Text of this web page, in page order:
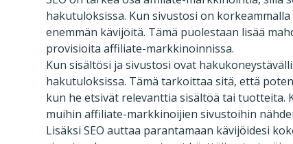
hakutuloksissa. Kun sivustosi on
enemmän kävijöitä. Tämä puolestaan lisää
provisioita affiliate-markkinoinnissa.
Kun sisältösi ja sivustosi ovat
hakutuloksissa. Tämä tarkoittaa sitä, että
kun he etsivät relevanttia sisältöä tai
muihin affiliate-markkinoijien sivustoihin
Lisäksi SEO auttaa parantamaan kävijöidesi